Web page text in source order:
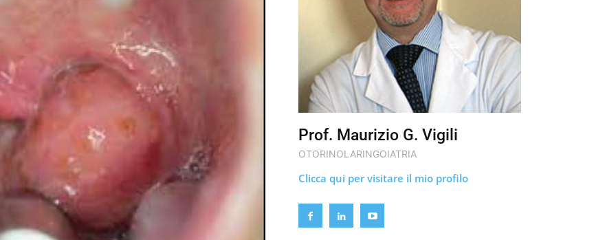
Prof. Maurizio G. Vigili
OTORINOLARINGOIATRIA
Clicca qui per visitare il mio profilo